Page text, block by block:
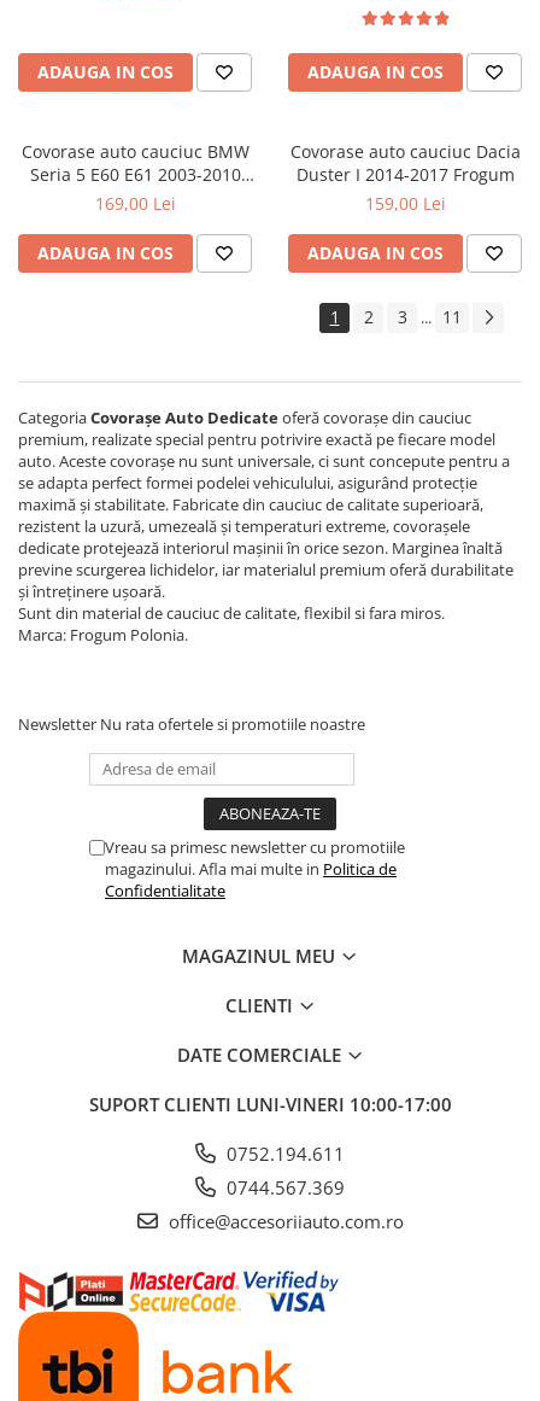
Covorase ISUZU
Covorase KIA
Covorase MAN
Covorase MAZDA
Covorase MERCEDES
Covorase NISSAN
Covorase OPEL
Covorase PEUGEOT
Covorase PORSCHE
Covorase RENAULT
Covorase SEAT
Covorase SKODA
Covorase SsangYong
Covorase TOYOTA
Covorase VOLKSWAGEN
Covorase VOLVO
ELECTRICE AUTO
Adaptoare Bricheta Auto
Papuci / Conectori Electrici
Redresoare Auto
Roboti Pornire Auto
Sigurante Auto
ADAUGA IN COS ADAUGA IN COS
Covorase auto cauciuc BMW
Seria 5 E60 E61 2003-2010
Frogum
169,00 Lei
ADAUGA IN COS
Covorase auto cauciuc Dacia
Duster I 2014-2017 Frogum
159,00 Lei
ADAUGA IN COS
1 2 3 ... 11
CategoriaCovorașe Auto Dedicateoferă covorașe din cauciuc
premium, realizate special pentru potrivire exactă pe fiecare model
auto. Aceste covorașe nu sunt universale, ci sunt concepute pentru a
se adapta perfect formei podelei vehiculului, asigurând protecție
maximă și stabilitate. Fabricate din cauciuc de calitate superioară,
rezistent la uzură, umezeală și temperaturi extreme, covorașele
dedicate protejează interiorul mașinii în orice sezon. Marginea înaltă
previne scurgerea lichidelor, iar materialul premium oferă durabilitate
și întreținere ușoară.
Sunt din material de cauciuc de calitate, flexibil si fara miros.
Marca: Frogum Polonia.
Newsletter Nu rata ofertele si promotiile noastre
Vreau sa primesc newsletter cu promotiile
magazinului. Afla mai multe in Politica de
Confidentialitate
MAGAZINUL MEU
CLIENTI
DATE COMERCIALE
SUPORT CLIENTI LUNI-VINERI 10:00-17:00
0752.194.611
0744.567.369
office@accesoriiauto.com.ro